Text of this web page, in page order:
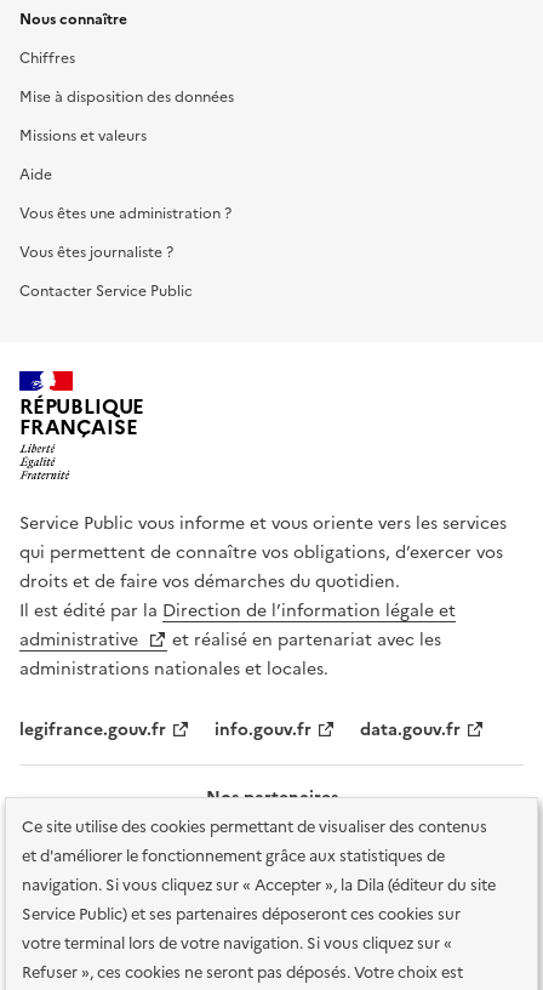
Ce site utilise des cookies permettant de visualiser des contenus
et d'améliorer le fonctionnement grâce aux statistiques de
navigation. Si vous cliquez sur « Accepter », la Dila (éditeur du site
Service Public) et ses partenaires déposeront ces cookies sur
votre terminal lors de votre navigation. Si vous cliquez sur «
Refuser », ces cookies ne seront pas déposés. Votre choix est
Nous connaître
Chiffres
Mise à disposition des données
Missions et valeurs
Aide
Vous êtes une administration ?
Vous êtes journaliste ?
Contacter Service Public
RÉPUBLIQUE
FRANÇAISE
Service Public vous informe et vous oriente vers les services
qui permettent de connaître vos obligations, d’exercer vos
droits et de faire vos démarches du quotidien.
Il est édité par la Direction de l’information légale et
administrative
et réalisé en partenariat avec les
administrations nationales et locales.
legifrance.gouv.fr info.gouv.fr data.gouv.fr
Nos partenaires
Plan du site Accessibilité : totalement conforme
Accessibilité des